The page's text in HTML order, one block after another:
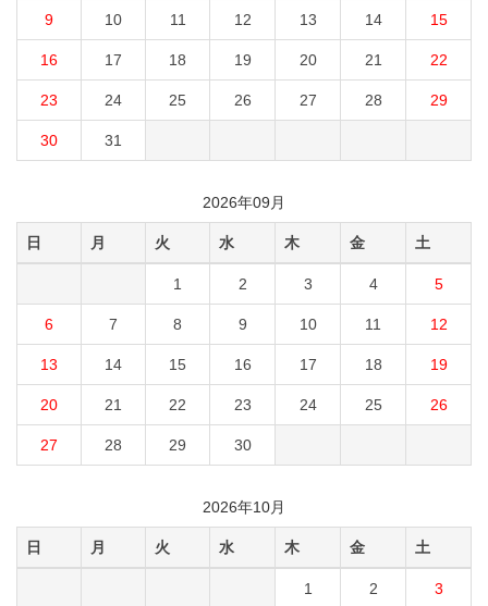
9 10 11 12 13 14 15
16 17 18 19 20 21 22
23 24 25 26 27 28 29
30 31
2026年09月
日 月 火 水 木 金 土
1 2 3 4 5
6 7 8 9 10 11 12
13 14 15 16 17 18 19
20 21 22 23 24 25 26
27 28 29 30
2026年10月
日 月 火 水 木 金 土
1 2 3